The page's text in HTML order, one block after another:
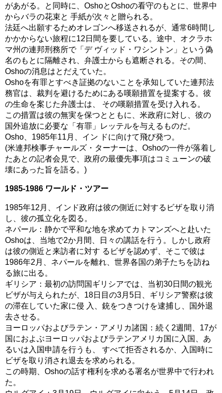
があがる。と同時に、OshoとOshoの看守のもとに、世界中
からバラの花束と 手紙が次々と贈られる。
法廷へ出願するためオレゴンへ移送されるが、通常6時間し
かかからない旅程に12日間を要している。途中、オクラホ
マ州の連邦刑務所で「デ ヴィッド・ワシントン」という偽
名のもとに隔離され、弁護士からも遮断される。その間、
Oshoの消息はとだえていた。
Oshoを有罪とすべき証拠のないことを承知していた連邦法
務官は、裁判を避けるためにある嘆願措置を提案する。彼
の生命を案じた弁護士は、 その嘆願措置を受け入れる。
この措置は彼の無実を保つとともに、米政府に対し、彼の
国外追放に必要な「有罪」レッテルを与えるものだ。
Osho、1985年11月、イン ドに向けて飛び発つ。
(米連邦検事チャールズ・ターナーは、Oshoの一件が落着し
たあとの記者会見で、政府の最優先事項はコミューンの破
壊にあった旨を語る。)
1985-1986 ワールド・ツアー
1985年12月、インド政府は彼の側近に対するビザを取り消
し、彼の孤立化を図る。
ネパール：静かで平和な地を求めてカトマンズへと赴いた
Oshoは、当地で2か月間、日々の講話を行う。しかし政府
は彼の側近と来訪者に対す るビザを認めず、そこで彼は
1986年2月、ネパールを離れ、世界各国の弟子たちを訪ね
る旅に出る。
ギリシア：最初の訪問国ギリシアでは、当初30日間の観光
ビザが与えられたが、18日目の3月5日、ギリシア警察は彼
の滞在していた家に侵 入、銃をつきつけを逮捕し、国外退
去させる。
ヨーロッパおよびラテン・アメリカ諸国：続く2週間、17が
国におよぶヨーロッパおよびラテンアメリカ国に入国、あ
るいは入国申請を行うも、 すべて拒否されるか、入国時に
ビザを取り消され退去を求められる。
この時期、Oshoの話す権利を求める署名が世界中で行われ
た。